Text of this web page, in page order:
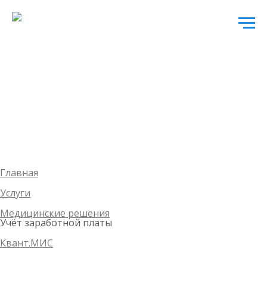
Главная
Услуги
Медицинские решения
Учёт заработной платы
Квант.МИС